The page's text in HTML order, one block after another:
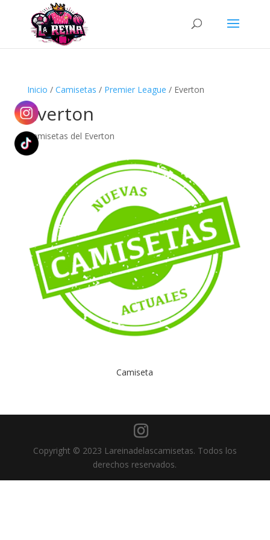
Búsqueda
productos
Inicio / Camisetas / Premier League / Everton
Everton
Camisetas del Everton
Camiseta
Copyright © 2023 Lareinadelascamisetas. Todos los
derechos reservados.